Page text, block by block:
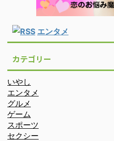
エンタメ
カテゴリー
いやし
エンタメ
グルメ
ゲーム
スポーツ
セクシー